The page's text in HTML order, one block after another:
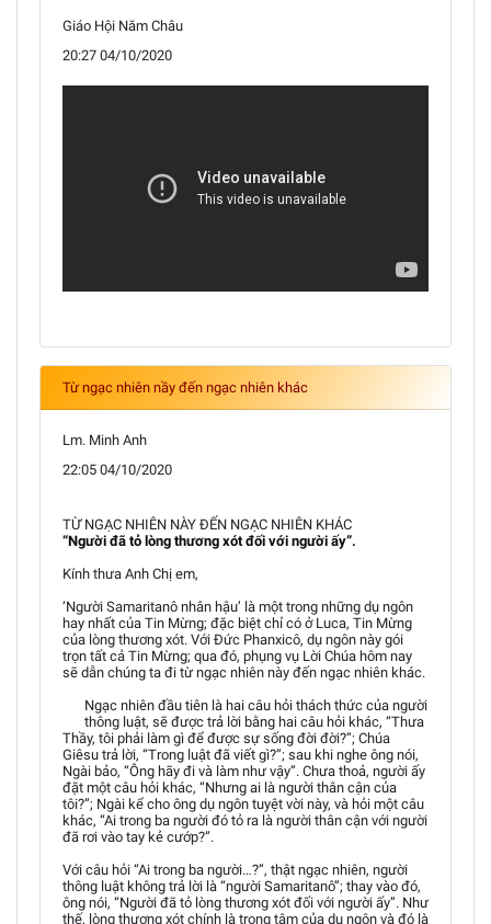
Giáo Hội Năm Châu
20:27 04/10/2020
Từ ngạc nhiên nầy đến ngạc nhiên khác
Lm. Minh Anh
22:05 04/10/2020
TỪ NGẠC NHIÊN NÀY ĐẾN NGẠC NHIÊN KHÁC
“Người đã tỏ lòng thương xót đối với người ấy”.
Kính thưa Anh Chị em,
‘Người Samaritanô nhân hậu’ là một trong những dụ ngôn
hay nhất của Tin Mừng; đặc biệt chỉ có ở Luca, Tin Mừng
của lòng thương xót. Với Đức Phanxicô, dụ ngôn này gói
trọn tất cả Tin Mừng; qua đó, phụng vụ Lời Chúa hôm nay
sẽ dẫn chúng ta đi từ ngạc nhiên này đến ngạc nhiên khác.
Ngạc nhiên đầu tiên là hai câu hỏi thách thức của người
thông luật, sẽ được trả lời bằng hai câu hỏi khác, “Thưa
Thầy, tôi phải làm gì để được sự sống đời đời?”; Chúa
Giêsu trả lời, “Trong luật đã viết gì?”; sau khi nghe ông nói,
Ngài bảo, “Ông hãy đi và làm như vậy”. Chưa thoả, người ấy
đặt một câu hỏi khác, “Nhưng ai là người thân cận của
tôi?”; Ngài kể cho ông dụ ngôn tuyệt vời này, và hỏi một câu
khác, “Ai trong ba người đó tỏ ra là người thân cận với người
đã rơi vào tay kẻ cướp?”.
Với câu hỏi “Ai trong ba người…?”, thật ngạc nhiên, người
thông luật không trả lời là “người Samaritanô”; thay vào đó,
ông nói, “Người đã tỏ lòng thương xót đối với người ấy”. Như
thế, lòng thương xót chính là trọng tâm của dụ ngôn và đó là